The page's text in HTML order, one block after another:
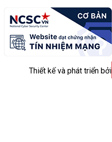
Thiết kế và phát triển bởi